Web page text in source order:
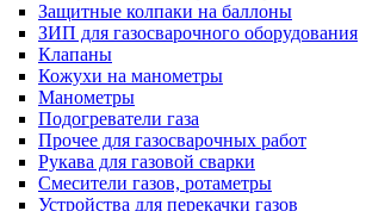
Защитные колпаки на баллоны
ЗИП для газосварочного оборудования
Клапаны
Кожухи на манометры
Манометры
Подогреватели газа
Прочее для газосварочных работ
Рукава для газовой сварки
Смесители газов, ротаметры
Устройства для перекачки газов